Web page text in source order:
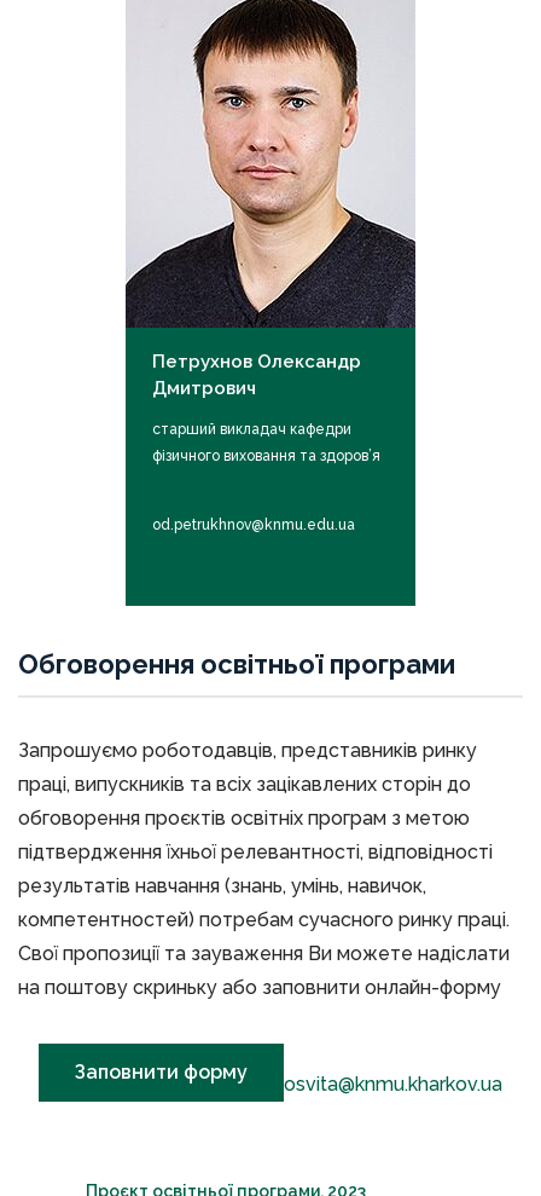
Петрухнов Олександр
Дмитрович
старший викладач кафедри
фізичного виховання та здоров’я
od.petrukhnov@knmu.edu.ua
Обговорення освітньої програми
Запрошуємо роботодавців, представників ринку
праці, випускників та всіх зацікавлених сторін до
обговорення проєктів освітніх програм з метою
підтвердження їхньої релевантності, відповідності
результатів навчання (знань, умінь, навичок,
компетентностей) потребам сучасного ринку праці.
Свої пропозиції та зауваження Ви можете надіслати
на поштову скриньку або заповнити онлайн-форму
Заповнити форму
osvita@knmu.kharkov.ua
Проєкт освітньої програми, 2023